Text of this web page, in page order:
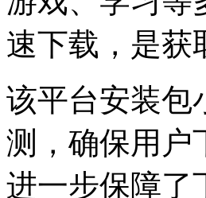
速下载，是获
该平台安装包
测，确保用户
进一步保障了